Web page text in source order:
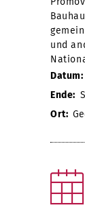
und
Datum:
Ende:
Ort: